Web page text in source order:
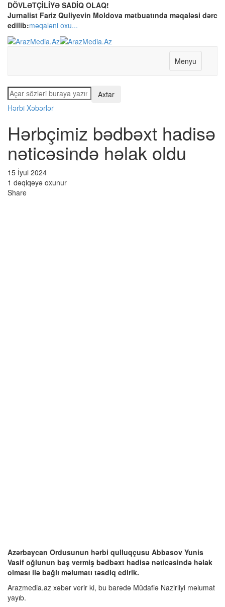
DÖVLƏTÇİLİYƏ SADİQ OLAQ!
Jurnalist Fariz Quliyevin Moldova mətbuatında məqaləsi dərc
edilib:məqaləni oxu...
Menyu
Hərbi Xəbərlər
Hərbçimiz bədbəxt hadisə
nəticəsində həlak oldu
15 İyul 2024
1 dəqiqəyə oxunur
Share
Azərbaycan Ordusunun hərbi qulluqçusu Abbasov Yunis
Vasif oğlunun baş vermiş bədbəxt hadisə nəticəsində həlak
olması ilə bağlı məlumatı təsdiq edirik.
Arazmedia.az xəbər verir ki, bu barədə Müdafiə Nazirliyi məlumat
yayıb.